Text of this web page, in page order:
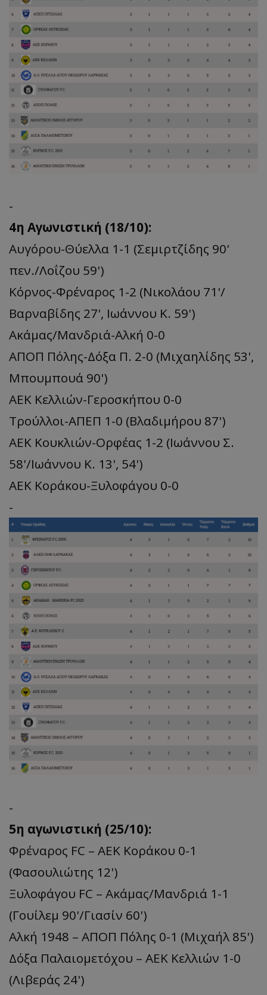
-
4η Αγωνιστική (18/10):
Αυγόρου-Θύελλα 1-1 (Σεμιρτζίδης 90'
πεν./Λοΐζου 59')
Kόρνος-Φρέναρος 1-2 (Νικολάου 71'/
Βαρναβίδης 27', Ιωάννου Κ. 59')
Ακάμας/Μανδριά-Αλκή 0-0
ΑΠΟΠ Πόλης-Δόξα Π. 2-0 (Mιχαηλίδης 53',
Mπουμπουά 90')
ΑΕΚ Κελλιών-Γεροσκήπου 0-0
Τρούλλοι-ΑΠΕΠ 1-0 (Bλαδιμήρου 87')
ΑΕΚ Κουκλιών-Ορφέας 1-2 (Ιωάννου Σ.
58'/Ιωάννου Κ. 13', 54')
ΑΕΚ Κοράκου-Ξυλοφάγου 0-0
-
-
5η αγωνιστική (25/10):
Φρέναρος FC – ΑΕΚ Κοράκου 0-1
(Φασουλιώτης 12')
Ξυλοφάγου FC – Ακάμας/Μανδριά 1-1
(Γουίλεμ 90'/Γιασίν 60')
Αλκή 1948 – ΑΠΟΠ Πόλης 0-1 (Μιχαήλ 85')
Δόξα Παλαιομετόχου – ΑΕΚ Κελλιών 1-0
(Λιβεράς 24')